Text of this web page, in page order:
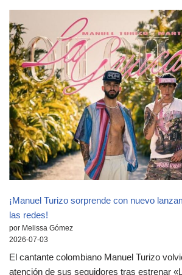
¡Manuel Turizo sorprende con nuevo
las redes!
por Melissa Gómez
2026-07-03
El cantante colombiano Manuel Turizo
atención de sus seguidores tras estrenar